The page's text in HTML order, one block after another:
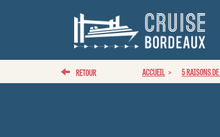
RETOUR ACCUEIL 5 RAISONS